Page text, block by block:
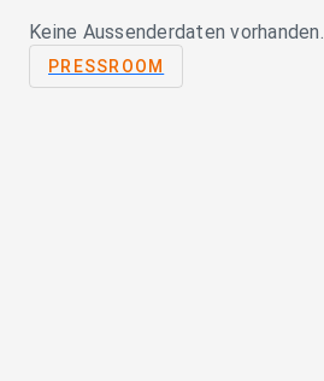
Keine Aussenderdaten vorhanden.
PRESSROOM